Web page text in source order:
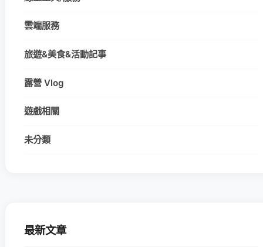
雲端服務
旅遊&美食&活動記事
露營 Vlog
遊戲相關
未分類
最新文章